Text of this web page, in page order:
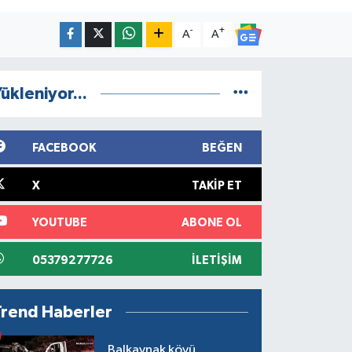
A- A+
FACEBOOK BEĞEN
X TAKIP ET
YOUTUBE ABONE OL
05379277726 İLETIŞIM
Haberler